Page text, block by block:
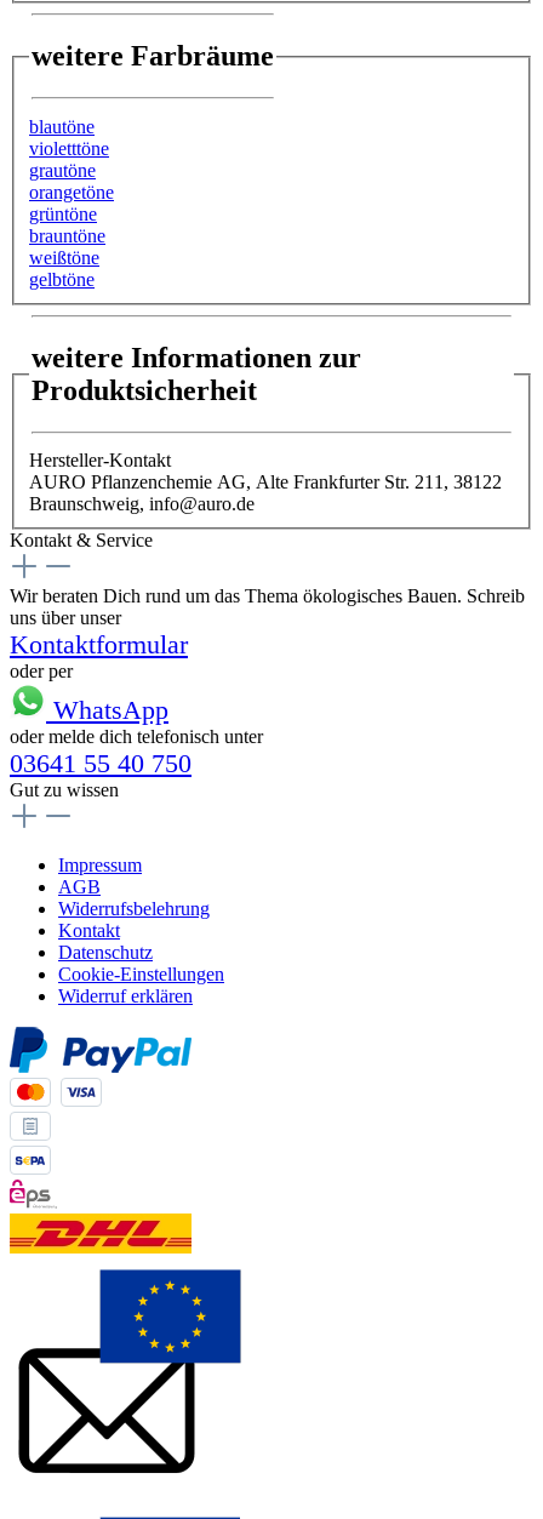
weitere Farbräume
blautöne
violetttöne
grautöne
orangetöne
grüntöne
brauntöne
weißtöne
gelbtöne
weitere Informationen zur
Produktsicherheit
Hersteller-Kontakt
AURO Pflanzenchemie AG, Alte Frankfurter Str. 211, 38122
Braunschweig, info@auro.de
Kontakt & Service
Wir beraten Dich rund um das Thema ökologisches Bauen. Schreib
uns über unser
Kontaktformular
oder per
WhatsApp
oder melde dich telefonisch unter
03641 55 40 750
Gut zu wissen
Impressum
AGB
Widerrufsbelehrung
Kontakt
Datenschutz
Cookie-Einstellungen
Widerruf erklären